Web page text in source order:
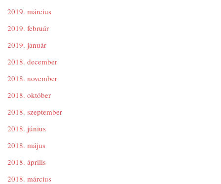
2019. március
2019. február
2019. január
2018. december
2018. november
2018. október
2018. szeptember
2018. június
2018. május
2018. április
2018. március